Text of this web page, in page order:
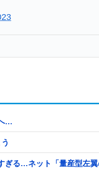
…
る…ネット「量産型左